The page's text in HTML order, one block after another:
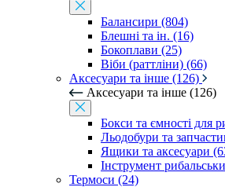
Балансири (804)
Блешні та ін. (16)
Бокоплави (25)
Віби (раттліни) (66)
Аксесуари та інше (126)
Аксесуари та інше (126)
Бокси та ємності для
Льодобури та
Ящики та аксесуари
Інструмент
Термоси (24)